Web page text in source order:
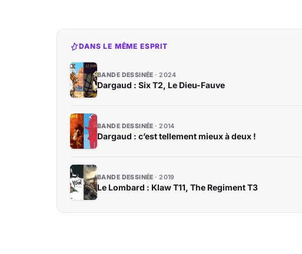
DANS LE MÊME ESPRIT
BANDE DESSINÉE 2024
Dargaud : Six T2, Le Dieu-Fauve
BANDE DESSINÉE 2014
Dargaud : c’est tellement mieux à deux !
BANDE DESSINÉE 2019
Le Lombard : Klaw T11, The Regiment T3